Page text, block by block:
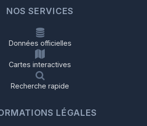
NOS SERVICES
Données officielles
Cartes interactives
Recherche rapide
LÉGALES